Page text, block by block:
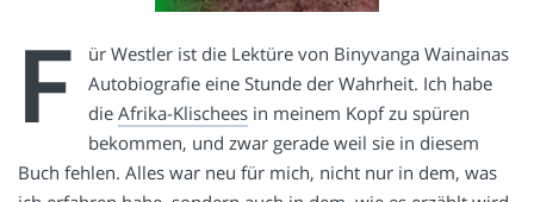
F
ür Westler ist die Lektüre von Binyvanga Wainainas
Autobiografie eine Stunde der Wahrheit. Ich habe
die Afrika-Klischees in meinem Kopf zu spüren
bekommen, und zwar gerade weil sie in diesem
Buch fehlen. Alles war neu für mich, nicht nur in dem, was